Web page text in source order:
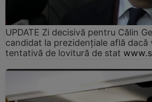
UPDATE Zi decisivă pentru Călin
candidat la prezidențiale află
tentativă de lovitură de stat